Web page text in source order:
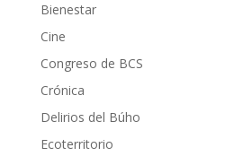
Bienestar
Cine
Congreso de BCS
Crónica
Delirios del Búho
Ecoterritorio